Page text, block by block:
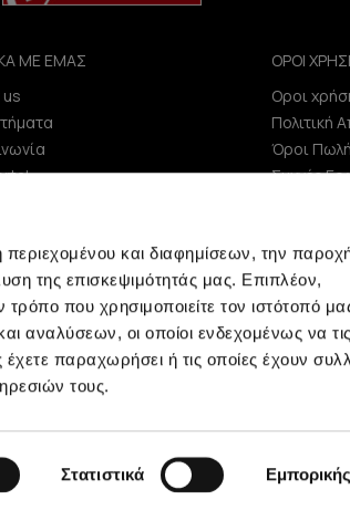
και διαφημίσεων, την
της επισκεψιμότητάς μας. Επιπλέον,
που χρησιμοποιείτε τον ιστότοπό
αναλύσεων, οι οποίοι ενδεχομένως να
παραχωρήσει ή τις οποίες έχουν
τους.
Στατιστικά
ΜΕ ΕΜΑΣ
ΧΑΑ
ΟΡΟΙ
Οροι
Πολιτική
Όροι
Συχνές
- 2026 Minerva, All rights reserved.